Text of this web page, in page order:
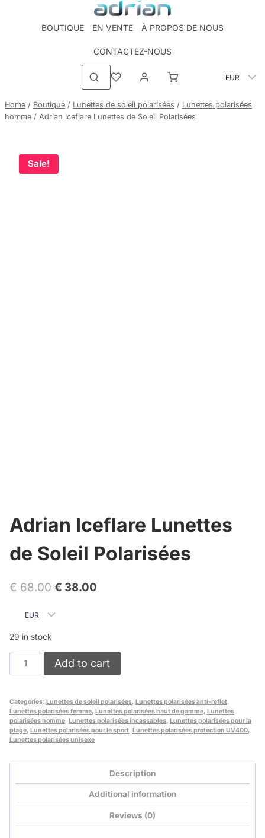
BOUTIQUE EN VENTE À PROPOS DE NOUS
CONTACTEZ-NOUS
Home / Boutique / Lunettes de soleil polarisées / Lunettes polarisées
homme / Adrian Iceflare Lunettes de Soleil Polarisées
Sale!
Adrian Iceflare Lunettes
de Soleil Polarisées
€68.00 Original
€ 38.00
29 in stock
Adrian
Iceflare
de
Soleil
Polarisées
quantity
Add to cart
Categories: Lunettes de soleil polarisées, Lunettes polarisées anti-reflet,
Lunettes polarisées femme, Lunettes polarisées haut de gamme, Lunettes
polarisées homme, Lunettes polarisées incassables, Lunettes polarisées pour la
plage, Lunettes polarisées pour le sport, Lunettes polarisées protection UV400,
Lunettes polarisées unisexe
Description
Additional information
Reviews (0)